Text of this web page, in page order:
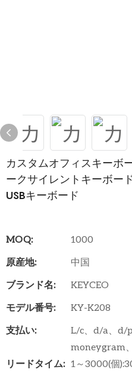
カスタムオフィスキーボ
ークサイレントキーボー
USBキーボード
MOQ:
1000
原産地:
中国
ブランド名:
KEYCEO
モデル番号:
KY-K208
支払い:
L/c、d/a、d/
moneygram
リードタイム: 1～3000(個